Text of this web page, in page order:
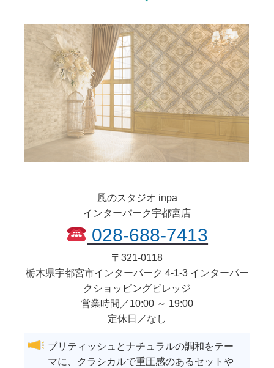
風のスタジオ inpa
インターパーク宇都宮店
028-688-7413
〒 321-0118
栃木県宇都宮市インターパーク 4-1-3 インターパー
クショッピングビレッジ
営業時間／10:00 ～ 19:00
定休日／なし
ブリティッシュとナチュラルの調和をテー
マに、クラシカルで重圧感のあるセットや